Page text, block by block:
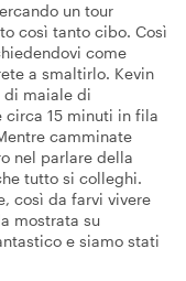
un tour
così tanto cibo. Così
come
a smaltirlo. Kevin
di maiale di
circa 15 minuti in fila
camminate
nel parlare della
tutto si colleghi.
così da farvi vivere
mostrata su
e siamo stati